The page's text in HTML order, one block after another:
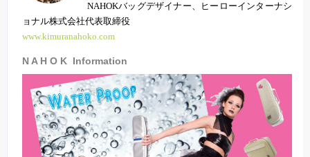
NAHOKバッグデザイナー、ヒーローインターナシ
ョナル株式会社代表取締役
www.kimuranahoko.com
N A H O K Information